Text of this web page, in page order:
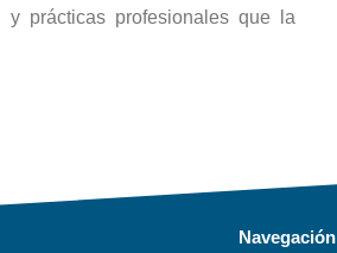
y prácticas profesionales que la
Navegación